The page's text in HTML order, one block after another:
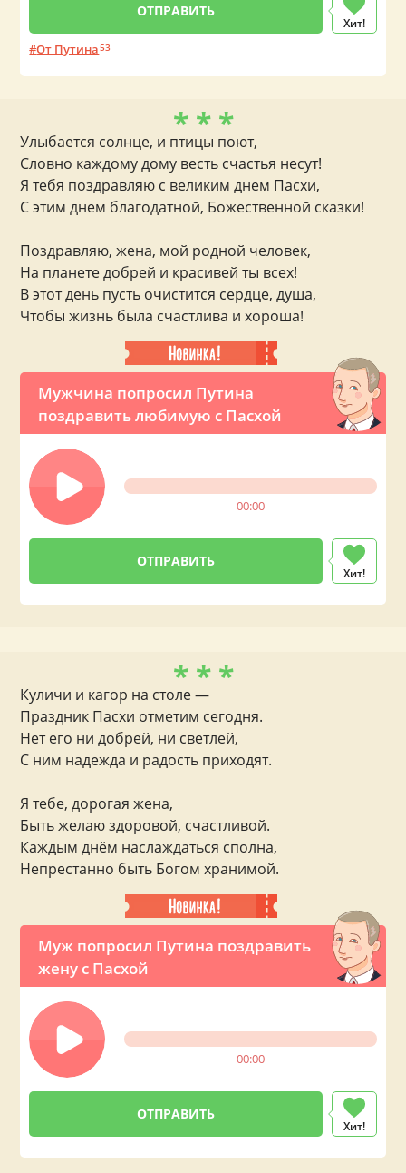
Хит!
От Путина53
Мужчина попросил Путина
поздравить любимую с Пасхой
00:00
Хит!
* * *
Улыбается солнце, и птицы поют,
Словно каждому дому весть счастья несут!
Я тебя поздравляю с великим днем Пасхи,
С этим днем благодатной, Божественной сказки!
Поздравляю, жена, мой родной человек,
На планете добрей и красивей ты всех!
В этот день пусть очистится сердце, душа,
Чтобы жизнь была счастлива и хороша!
Муж попросил Путина поздравить
жену с Пасхой
00:00
Хит!
* * *
Куличи и кагор на столе —
Праздник Пасхи отметим сегодня.
Нет его ни добрей, ни светлей,
С ним надежда и радость приходят.
Я тебе, дорогая жена,
Быть желаю здоровой, счастливой.
Каждым днём наслаждаться сполна,
Непрестанно быть Богом хранимой.